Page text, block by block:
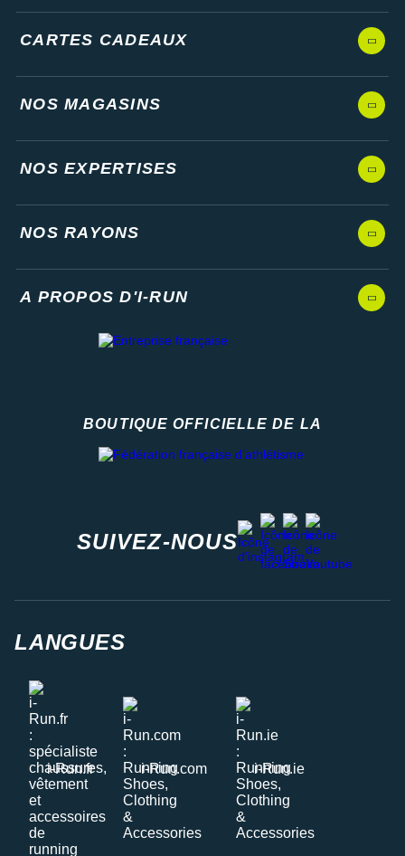
CARTES CADEAUX
NOS MAGASINS
NOS EXPERTISES
NOS RAYONS
A PROPOS D'I-RUN
BOUTIQUE OFFICIELLE DE LA
SUIVEZ-NOUS
instagram
facebook
stravayoutube
LANGUES
i-Run.fr i-Run.com i-Run.ie